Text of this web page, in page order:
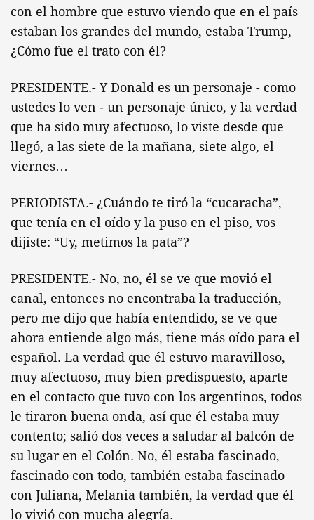
con el hombre que estuvo viendo que en el país
estaban los grandes del mundo, estaba Trump,
¿Cómo fue el trato con él?
PRESIDENTE.- Y Donald es un personaje - como
ustedes lo ven - un personaje único, y la verdad
que ha sido muy afectuoso, lo viste desde que
llegó, a las siete de la mañana, siete algo, el
viernes…
PERIODISTA.- ¿Cuándo te tiró la “cucaracha”,
que tenía en el oído y la puso en el piso, vos
dijiste: “Uy, metimos la pata”?
PRESIDENTE.- No, no, él se ve que movió el
canal, entonces no encontraba la traducción,
pero me dijo que había entendido, se ve que
ahora entiende algo más, tiene más oído para el
español. La verdad que él estuvo maravilloso,
muy afectuoso, muy bien predispuesto, aparte
en el contacto que tuvo con los argentinos, todos
le tiraron buena onda, así que él estaba muy
contento; salió dos veces a saludar al balcón de
su lugar en el Colón. No, él estaba fascinado,
fascinado con todo, también estaba fascinado
con Juliana, Melania también, la verdad que él
lo vivió con mucha alegría.